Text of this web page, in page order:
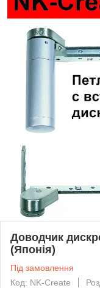
Доводчик
(Японія)
Під замовлення
Код: NK-Create